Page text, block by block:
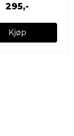
295,-
Kjøp